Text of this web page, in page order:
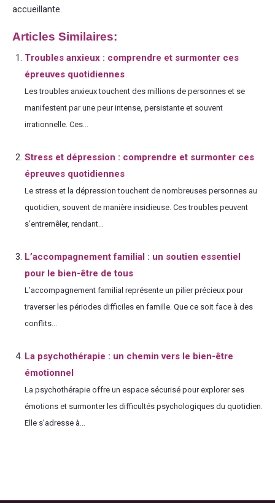
accueillante.
Articles Similaires:
Troubles anxieux : comprendre et surmonter ces
épreuves quotidiennes
Les troubles anxieux touchent des millions de personnes et se
manifestent par une peur intense, persistante et souvent
irrationnelle. Ces...
Stress et dépression : comprendre et surmonter ces
épreuves quotidiennes
Le stress et la dépression touchent de nombreuses personnes au
quotidien, souvent de manière insidieuse. Ces troubles peuvent
s’entremêler, rendant...
L’accompagnement familial : un soutien essentiel
pour le bien-être de tous
L’accompagnement familial représente un pilier précieux pour
traverser les périodes difficiles en famille. Que ce soit face à des
conflits...
La psychothérapie : un chemin vers le bien-être
émotionnel
La psychothérapie offre un espace sécurisé pour explorer ses
émotions et surmonter les difficultés psychologiques du quotidien.
Elle s’adresse à...